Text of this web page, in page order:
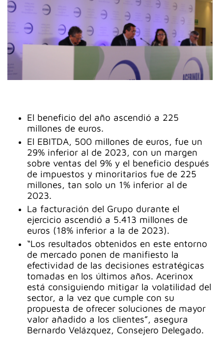
El beneficio del año ascendió a 225
millones de euros.
El EBITDA, 500 millones de euros, fue un
29% inferior al de 2023, con un margen
sobre ventas del 9% y el beneficio después
de impuestos y minoritarios fue de 225
millones, tan solo un 1% inferior al de
2023.
La facturación del Grupo durante el
ejercicio ascendió a 5.413 millones de
euros (18% inferior a la de 2023).
“Los resultados obtenidos en este entorno
de mercado ponen de manifiesto la
efectividad de las decisiones estratégicas
tomadas en los últimos años. Acerinox
está consiguiendo mitigar la volatilidad del
sector, a la vez que cumple con su
propuesta de ofrecer soluciones de mayor
valor añadido a los clientes”, asegura
Bernardo Velázquez, Consejero Delegado.